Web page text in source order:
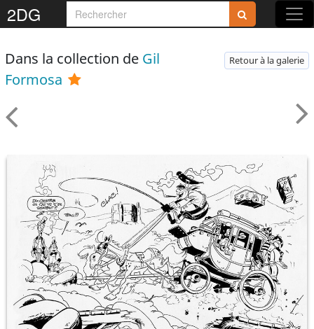
2DG
Dans la collection de Gil
Formosa
Retour à la galerie